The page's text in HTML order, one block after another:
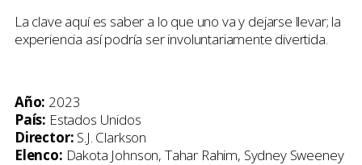
La clave aquí es saber a lo que uno va y dejarse llevar; la
experiencia así podría ser involuntariamente divertida.
Año: 2023
País: Estados Unidos
Director: S.J. Clarkson
Elenco: Dakota Johnson, Tahar Rahim, Sydney Sweeney